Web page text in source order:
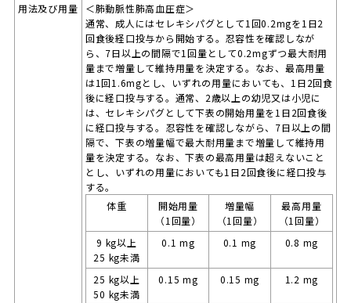
用法及び用量
＜肺動脈性肺高血圧症＞
通常、成人にはセレキシパグとして1回0.2mgを1日2
回食後経口投与から開始する。忍容性を確認しなが
ら、7日以上の間隔で1回量として0.2mgずつ最大耐用
量まで増量して維持用量を決定する。なお、最高用量
は1回1.6mgとし、いずれの用量においても、1日2回食
後に経口投与する。通常、2歳以上の幼児又は小児に
は、セレキシパグとして下表の開始用量を1日2回食後
に経口投与する。忍容性を確認しながら、7日以上の間
隔で、下表の増量幅で最大耐用量まで増量して維持用
量を決定する。なお、下表の最高用量は超えないこと
とし、いずれの用量においても1日2回食後に経口投与
する。
体重
開始用量
（1回量）
増量幅
（1回量）
最高用量
（1回量）
9 kg以上
25 kg未満
0.1 mg 0.1 mg 0.8 mg
25 kg以上
50 kg未満
0.15 mg 0.15 mg 1.2 mg